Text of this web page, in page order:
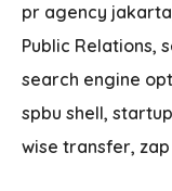
pr agency jakarta
Public Relations
search engine
spbu shell startup
wise transfer